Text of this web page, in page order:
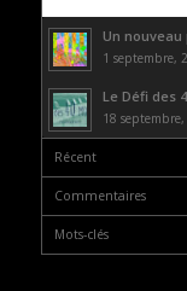
Un
1 septembre,
Le Défi des
18
Récent
Commentaires
Mots-clés